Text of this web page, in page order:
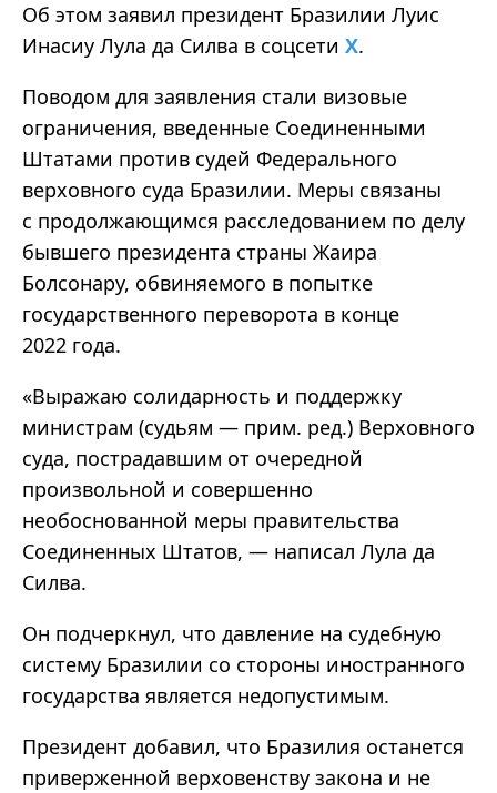
Об этом заявил президент Бразилии Луис
Инасиу Лула да Силва в соцсети X.
Поводом для заявления стали визовые
ограничения, введенные Соединенными
Штатами против судей Федерального
верховного суда Бразилии. Меры связаны
с продолжающимся расследованием по делу
бывшего президента страны Жаира
Болсонару, обвиняемого в попытке
государственного переворота в конце
2022 года.
«Выражаю солидарность и поддержку
министрам (судьям — прим. ред.) Верховного
суда, пострадавшим от очередной
произвольной и совершенно
необоснованной меры правительства
Соединенных Штатов, — написал Лула да
Силва.
Он подчеркнул, что давление на судебную
систему Бразилии со стороны иностранного
государства является недопустимым.
Президент добавил, что Бразилия останется
приверженной верховенству закона и не